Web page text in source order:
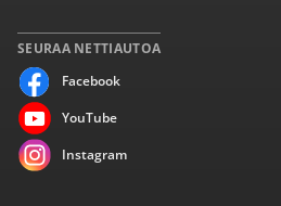
SEURAA NETTIAUTOA
Facebook
YouTube
Instagram